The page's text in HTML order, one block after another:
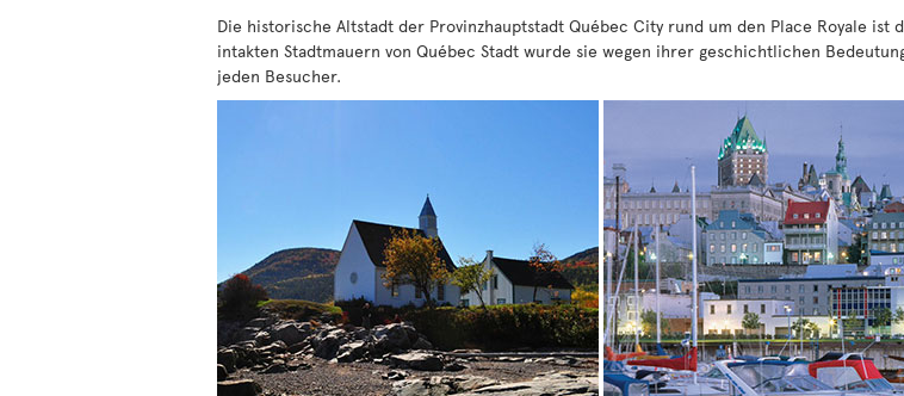
Die historische Altstadt der Provinzhauptstadt Québec City rund um den Place Royale ist
intakten Stadtmauern von Québec Stadt wurde sie wegen ihrer geschichtlichen
jeden Besucher.